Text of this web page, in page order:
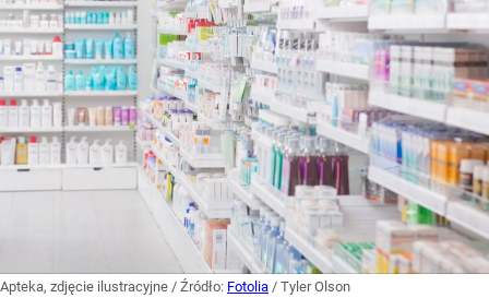
Apteka, zdjęcie ilustracyjne / Źródło: Fotolia / Tyler Olson